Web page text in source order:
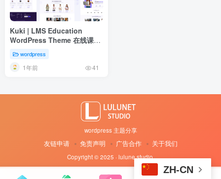
Kuki | LMS Education
WordPress Theme 在线课程
主题wordpress
1年前 41
wordpress 主题分享
友链申请 免责声明 广告合作 关于我们
Copyright © 2025 · lulune studio·
ZH-CN